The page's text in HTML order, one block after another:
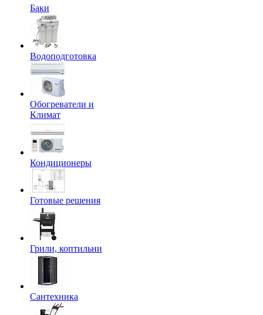
Баки
Водоподготовка
Обогреватели и
Климат
Кондиционеры
Готовые решения
Грили, коптильни
Сантехника